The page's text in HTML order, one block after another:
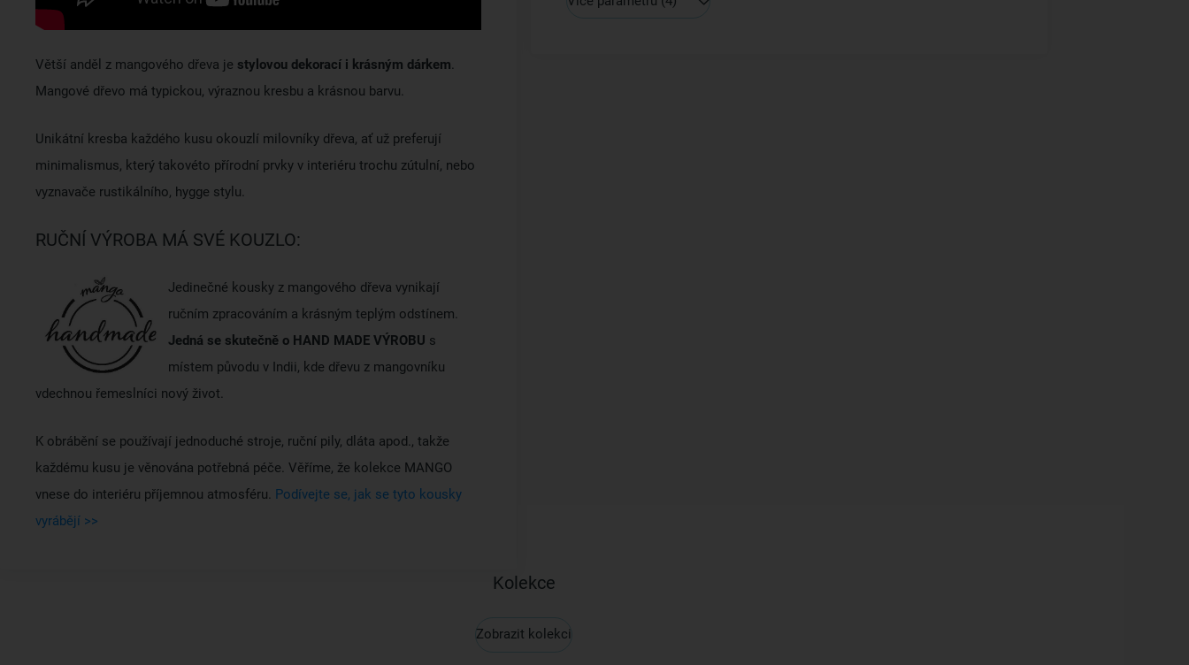
Větší anděl z mangového dřeva je stylovou dekorací i krásným dárkem
Mangové dřevo má typickou, výraznou kresbu a krásnou barvu.
Unikátní kresba každého kusu okouzlí milovníky dřeva, ať už preferují
minimalismus, který takovéto přírodní prvky v interiéru trochu zútulní, nebo
vyznavače rustikálního, hygge stylu.
RUČNÍ VÝROBA MÁ SVÉ KOUZLO:
Jedinečné kousky z mangového dřeva vynikají
ručním zpracováním a krásným teplým odstínem.
Jedná se skutečně o HAND MADE VÝROBU s
místem původu v Indii, kde dřevu z mangovníku
vdechnou řemeslníci nový život.
K obrábění se používají jednoduché stroje, ruční pily, dláta apod., takže
každému kusu je věnována potřebná péče. Věříme, že kolekce MANGO
vnese do interiéru příjemnou atmosféru. Podívejte se, jak se tyto kousky
vyrábějí >>
Kolekce
Zobrazit kolekci